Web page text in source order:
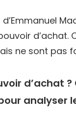
d’achat.
ne sont pas
d’achat
analyser